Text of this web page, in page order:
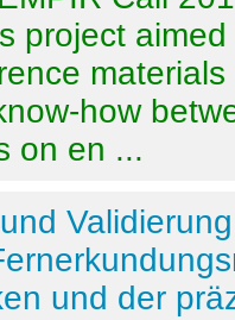
project
how
on en ...
und der